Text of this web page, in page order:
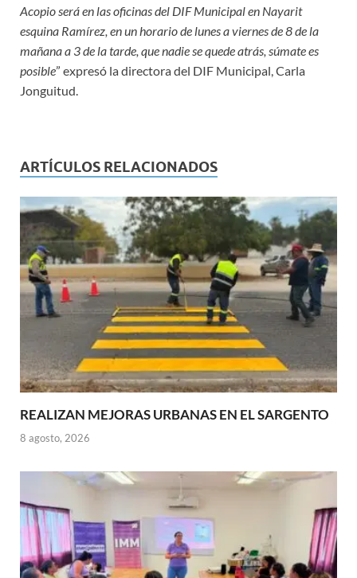
Acopio será en las oficinas del DIF Municipal en Nayarit
esquina Ramírez, en un horario de lunes a viernes de 8 de la
mañana a 3 de la tarde, que nadie se quede atrás, súmate es
posible” expresó la directora del DIF Municipal, Carla
Jonguitud.
ARTÍCULOS RELACIONADOS
REALIZAN MEJORAS URBANAS EN EL SARGENTO
8 agosto, 2026